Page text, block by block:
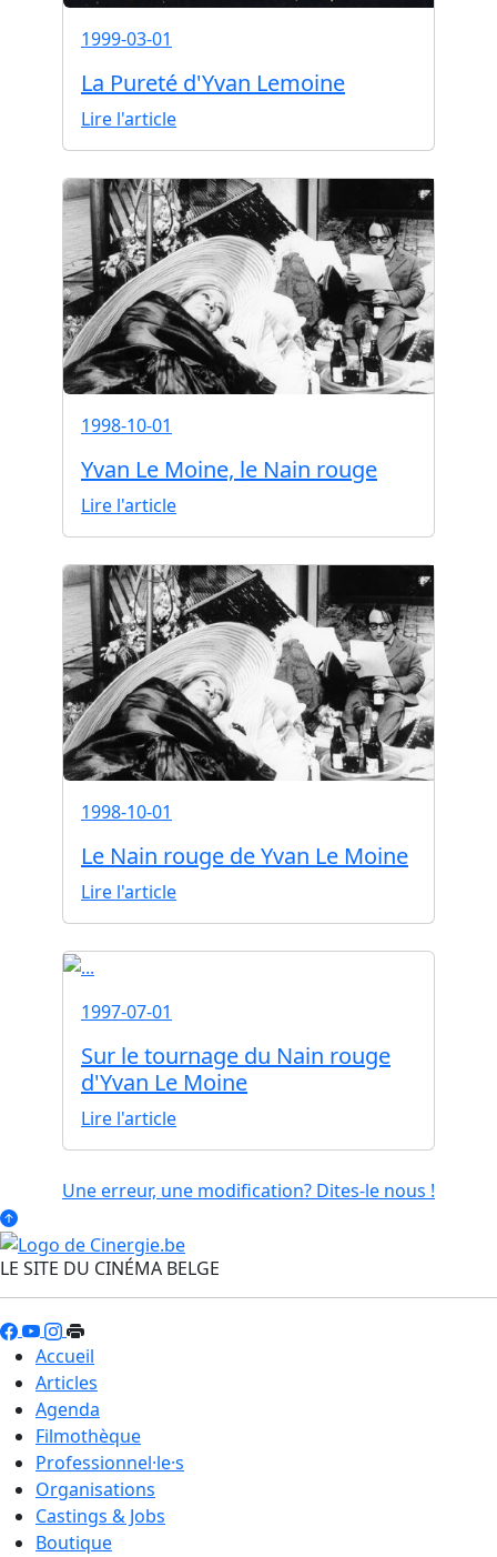
1999-03-01
La Pureté d'Yvan Lemoine
Lire l'article
1998-10-01
Yvan Le Moine, le Nain rouge
Lire l'article
1998-10-01
Le Nain rouge de Yvan Le Moine
Lire l'article
1997-07-01
Sur le tournage du Nain rouge
d'Yvan Le Moine
Lire l'article
Une erreur, une modification? Dites-le nous !
LE SITE DU CINÉMA BELGE
Accueil
Articles
Agenda
Filmothèque
Professionnel·le·s
Organisations
Castings & Jobs
Boutique